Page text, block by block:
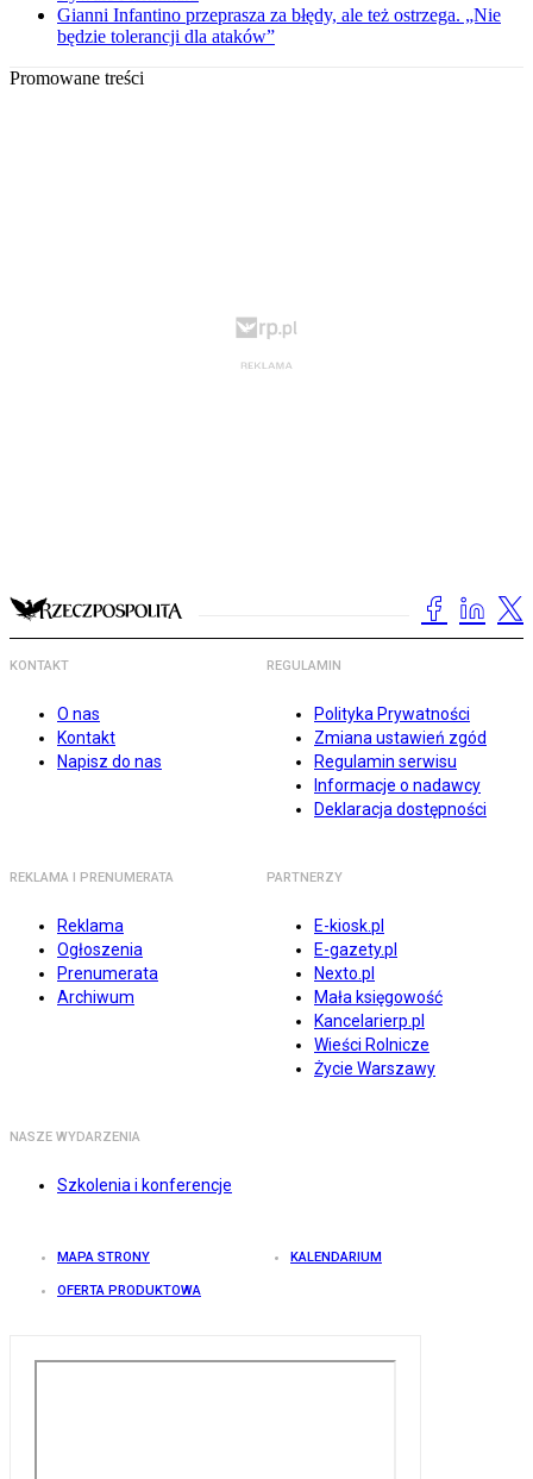
Gianni Infantino przeprasza za błędy, ale też ostrzega. „Nie
będzie tolerancji dla ataków”
Promowane treści
KONTAKT
O nas
Kontakt
Napisz do nas
REGULAMIN
Polityka Prywatności
Zmiana ustawień zgód
Regulamin serwisu
Informacje o nadawcy
Deklaracja dostępności
REKLAMA I PRENUMERATA
Reklama
Ogłoszenia
Prenumerata
Archiwum
PARTNERZY
E-kiosk.pl
E-gazety.pl
Nexto.pl
Mała księgowość
Kancelarierp.pl
Wieści Rolnicze
Życie Warszawy
NASZE WYDARZENIA
Szkolenia i konferencje
MAPA STRONY KALENDARIUM
OFERTA PRODUKTOWA